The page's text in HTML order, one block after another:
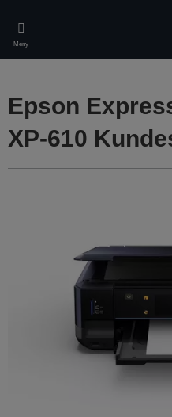
main
content
Meny
Epson
XP-610